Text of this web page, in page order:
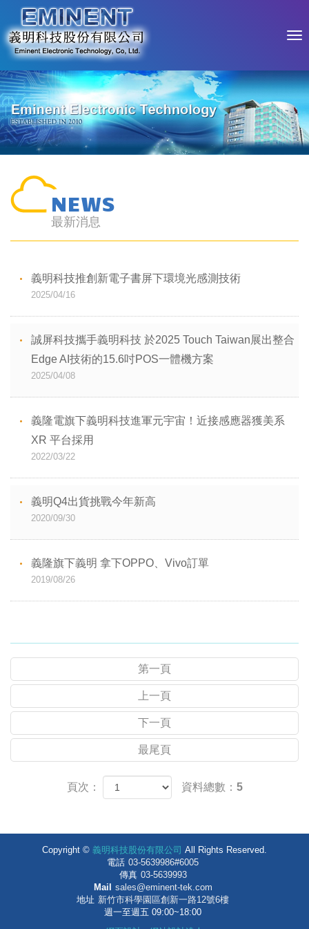
NEWS
最新消息
義明科技推創新電子書屏下環境光感測技術
2025/04/16
誠屏科技攜手義明科技 於2025 Touch Taiwan展出整合
Edge AI技術的15.6吋POS一體機方案
2025/04/08
義隆電旗下義明科技進軍元宇宙！近接感應器獲美系
XR 平台採用
2022/03/22
義明Q4出貨挑戰今年新高
2020/09/30
義隆旗下義明 拿下OPPO、Vivo訂單
2019/08/26
第一頁
上一頁
下一頁
最尾頁
頁次： 資料總數：5
Copyright © 義明科技股份有限公司 All Rights Reserved.
電話 03-5639986#6005
傳真 03-5639993
Mail
sales@eminent-tek.com
地址 新竹市科學園區創新一路12號6樓
週一至週五 09:00~18:00